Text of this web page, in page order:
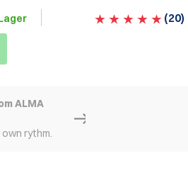
(20)
ALMA
rythm.